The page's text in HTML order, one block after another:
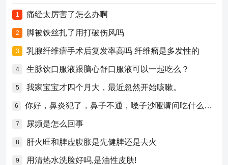
1 痛经太厉害了怎么办啊
2 脚被铁丝扎了用打破伤风吗
3 乳腺纤维瘤手术后复发率高吗 纤维瘤是多发性的
4 生脉饮口服液跟脑心舒口服液可以一起吃么？
5 我家宝宝才四个月大，最近忽然开始咳嗽。
6 你好，鼻炎犯了，鼻子不通，嗓子沙哑请问吃什么药比较好？
7 尿频是怎么回事
8 肝火旺和脾虚腹胀是先健脾还是去火
9 用清热水洗脸好吗,是油性皮肤!